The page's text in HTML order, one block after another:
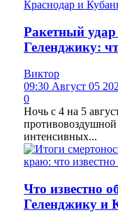
Ракетный
Геленджику:
Виктор
09:30 Август 05
0
Ночь с 4 на 5
интенсивных...
Что известно
Геленджику и